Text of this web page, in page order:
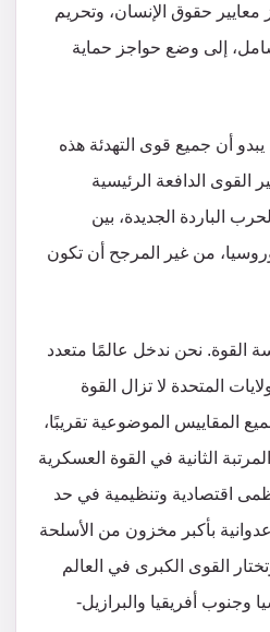
حقوق الإنسان، وتحريم
إلى وضع حواجز حماية
أن جميع قوى التهدئة هذه
القوى الدافعة الرئيسية
الباردة الجديدة، بين
وروسيا، من غير المرجح أن تكون
القوة. نحن ندخل عالمًا متعدد
المتحدة لا تزال القوة
المقاييس الموضوعية تقريبًا،
الثانية في القوة العسكرية
اقتصادية وتنظيمية في حد
بأكبر مخزون من الأسلحة
القوى الكبرى في العالم
وجنوب أفريقيا والبرازيل-